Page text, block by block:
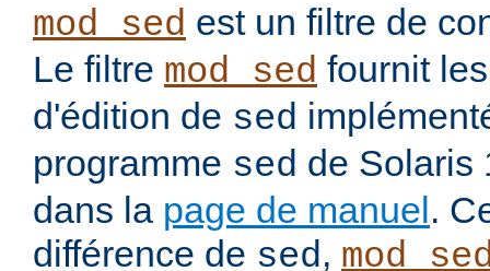
mod_sed est un filtre de
Le filtre mod_sed fournit
d'édition de sed
programme sed de Solaris
dans la page de manuel .
différence de sed,